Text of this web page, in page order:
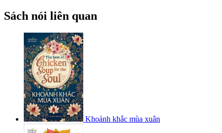
Sách nói liên quan
Khoảnh khắc mùa xuân